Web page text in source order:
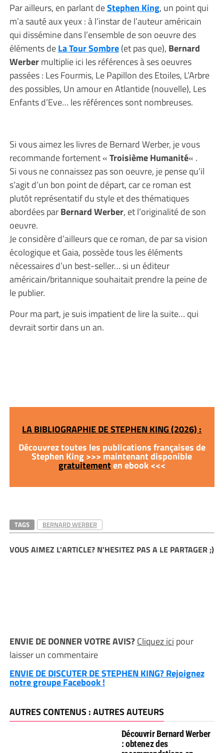
Par ailleurs, en parlant deStephen King, un point qui
m’a sauté aux yeux : à l’instar de l’auteur américain
qui dissémine dans l’ensemble de son oeuvre des
éléments deLa Tour Sombre(et pas que), Bernard
Werbermultiplie ici les références à ses oeuvres
passées : Les Fourmis, Le Papillon des Etoiles, L’Arbre
des possibles, Un amour en Atlantide (nouvelle), Les
Enfants d’Eve… les références sont nombreuses.
Si vous aimez les livres de Bernard Werber, je vous
recommande fortement «Troisième Humanité« .
Si vous ne connaissez pas son oeuvre, je pense qu’il
s’agit d’un bon point de départ, car ce roman est
plutôt représentatif du style et des thématiques
abordées parBernard Werber, et l’originalité de son
oeuvre.
Je considère d’ailleurs que ce roman, de par sa vision
écologique et Gaia, possède tous les éléments
nécessaires d’un best-seller… si un éditeur
américain/britannique souhaitait prendre la peine de
le publier.
Pour ma part, je suis impatient de lire la suite… qui
devrait sortir dans un an.
LA BIBLIOGRAPHIE DE STEPHEN KING (2026) :
Découvrez toutes les publications françaises de
Stephen King >>> maintenant disponible
gratuitementen ebook <<<
TAGS BERNARD WERBER
VOUS AIMEZ L'ARTICLE? N'HESITEZ PAS A LE PARTAGER ;)
ENVIE DE DONNER VOTRE AVIS?Cliquez ici pour
laisser un commentaire
ENVIE DE DISCUTER DE STEPHEN KING? Rejoignez
notre groupe Facebook !
AUTRES CONTENUS : AUTRES AUTEURS
Découvrir Bernard Werber
: obtenez des